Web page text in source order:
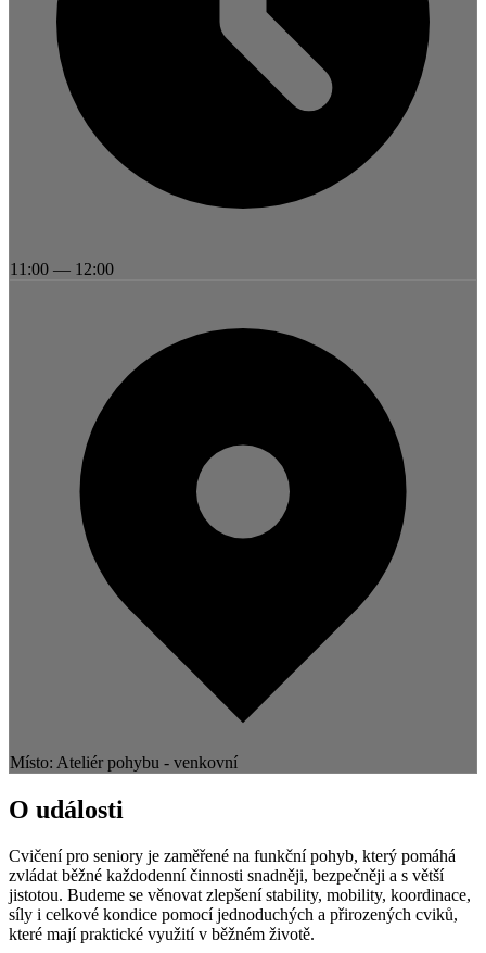
11:00 — 12:00
Místo: Ateliér pohybu - venkovní
O události
Cvičení pro seniory je zaměřené na funkční pohyb, který pomáhá
zvládat běžné každodenní činnosti snadněji, bezpečněji a s větší
jistotou. Budeme se věnovat zlepšení stability, mobility, koordinace,
síly i celkové kondice pomocí jednoduchých a přirozených cviků,
které mají praktické využití v běžném životě.